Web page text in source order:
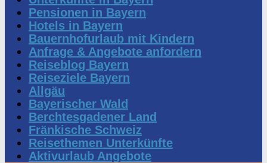
Pensionen in Bayern
Hotels in Bayern
Bauernhofurlaub mit Kindern
Anfrage & Angebote anfordern
Reiseblog Bayern
Reiseziele Bayern
Allgäu
Bayerischer Wald
Berchtesgadener Land
Fränkische Schweiz
Reisethemen Unterkünfte
Aktivurlaub Angebote